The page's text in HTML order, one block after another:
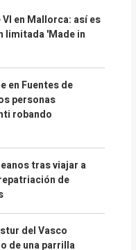
VI en Mallorca: así es
limitada 'Made in
en Fuentes de
personas
robando
tras viajar a
de
del Vasco
de una parrilla